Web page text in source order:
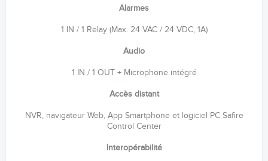
Alarmes
1 IN / 1 Relay (Max. 24 VAC / 24 VDC, 1A)
Audio
1 IN / 1 OUT + Microphone intégré
Accès distant
NVR, navigateur Web, App Smartphone et logiciel PC Safire
Control Center
Interopérabilité